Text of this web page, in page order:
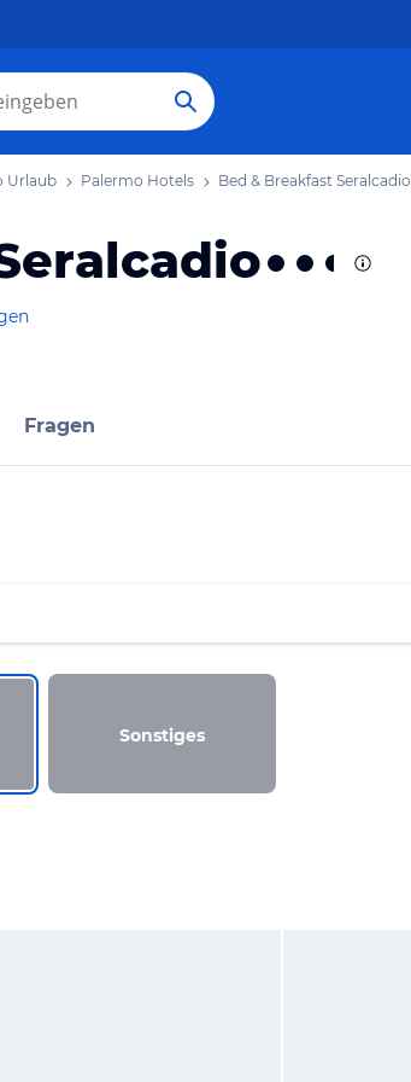
Urlaub Palermo Hotels Bed & Breakfast Seralcadio
Fragen
Sonstiges